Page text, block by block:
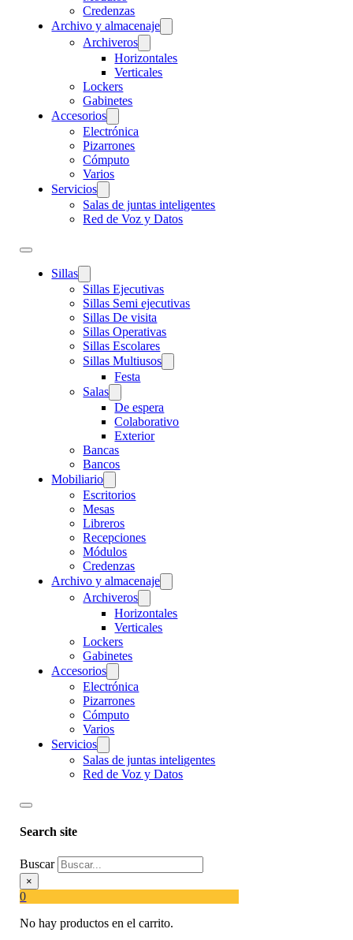
Credenzas
Archivo y almacenaje
Archiveros
Horizontales
Verticales
Lockers
Gabinetes
Accesorios
Electrónica
Pizarrones
Cómputo
Varios
Servicios
Salas de juntas inteligentes
Red de Voz y Datos
Sillas
Sillas Ejecutivas
Sillas Semi ejecutivas
Sillas De visita
Sillas Operativas
Sillas Escolares
Sillas Multiusos
Festa
Salas
De espera
Colaborativo
Exterior
Bancas
Bancos
Mobiliario
Escritorios
Mesas
Libreros
Recepciones
Módulos
Credenzas
Archivo y almacenaje
Archiveros
Horizontales
Verticales
Lockers
Gabinetes
Accesorios
Electrónica
Pizarrones
Cómputo
Varios
Servicios
Salas de juntas inteligentes
Red de Voz y Datos
Search site
Buscar
×
0
No hay productos en el carrito.